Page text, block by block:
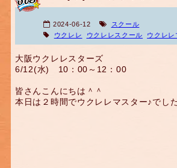
2024-06-12
スクール
ウクレレ
ウクレレスクール ウクレレ
大阪ウクレレスターズ
6/12(水) 10：00～12：00
皆さんこんにちは＾＾
本日は２時間でウクレレマスター♪でし